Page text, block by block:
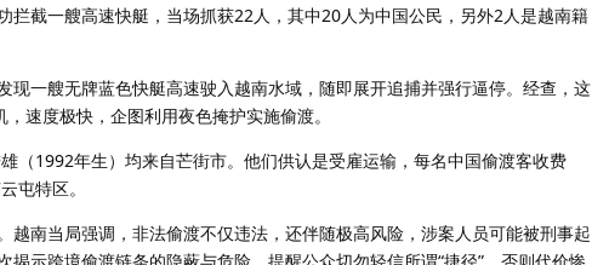
拦截一艘高速快艇，当场抓获22人，其中20人为中国公民，另外2人是越南籍
现一艘无牌蓝色快艇高速驶入越南水域，随即展开追捕并强行逼停。经查，这
速度极快，企图利用夜色掩护实施偷渡。
（1992年生）均来自芒街市。他们供认是受雇运输，每名中国偷渡客收费
屯特区。
越南当局强调，非法偷渡不仅违法，还伴随极高风险，涉案人员可能被刑事起